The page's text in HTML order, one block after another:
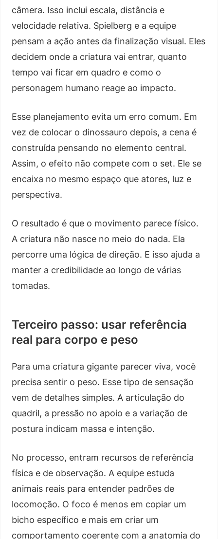
câmera. Isso inclui escala, distância e
velocidade relativa. Spielberg e a equipe
pensam a ação antes da finalização visual. Eles
decidem onde a criatura vai entrar, quanto
tempo vai ficar em quadro e como o
personagem humano reage ao impacto.
Esse planejamento evita um erro comum. Em
vez de colocar o dinossauro depois, a cena é
construída pensando no elemento central.
Assim, o efeito não compete com o set. Ele se
encaixa no mesmo espaço que atores, luz e
perspectiva.
O resultado é que o movimento parece físico.
A criatura não nasce no meio do nada. Ela
percorre uma lógica de direção. E isso ajuda a
manter a credibilidade ao longo de várias
tomadas.
Terceiro passo: usar referência
real para corpo e peso
Para uma criatura gigante parecer viva, você
precisa sentir o peso. Esse tipo de sensação
vem de detalhes simples. A articulação do
quadril, a pressão no apoio e a variação de
postura indicam massa e intenção.
No processo, entram recursos de referência
física e de observação. A equipe estuda
animais reais para entender padrões de
locomoção. O foco é menos em copiar um
bicho específico e mais em criar um
comportamento coerente com a anatomia do